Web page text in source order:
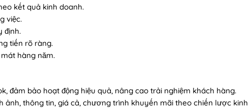
kết quả kinh doanh.
việc.
định.
tiến rõ ràng.
hàng năm.
đảm bảo hoạt động hiệu quả, nâng cao trải nghiệm khách hàng.
ảnh, thông tin, giá cả, chương trình khuyến mãi theo chiến lược kinh